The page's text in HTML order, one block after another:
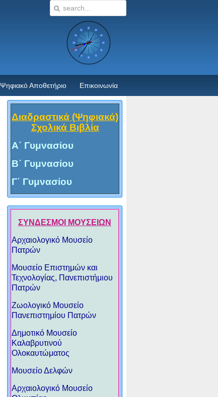
Ψηφιακό Αποθετήριο Επικοινωνία
Διαδραστικά (Ψηφιακά)
Σχολικά Βιβλία
Α΄ Γυμνασίου
Β΄ Γυμνασίου
Γ΄ Γυμνασίου
ΣΥΝΔΕΣΜΟΙ ΜΟΥΣΕΙΩΝ
Αρχαιολογικό Μουσείο
Πατρών
Μουσείο Επιστημών και
Τεχνολογίας, Πανεπιστήμιου
Πατρών
Ζωολογικό Μουσείο
Πανεπιστημίου Πατρών
Δημοτικό Μουσείο
Καλαβρυτινού
Ολοκαυτώματος
Μουσείο Δελφών
Αρχαιολογικό Μουσείο